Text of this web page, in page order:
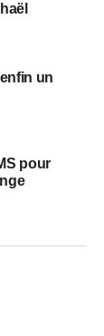
un
pour